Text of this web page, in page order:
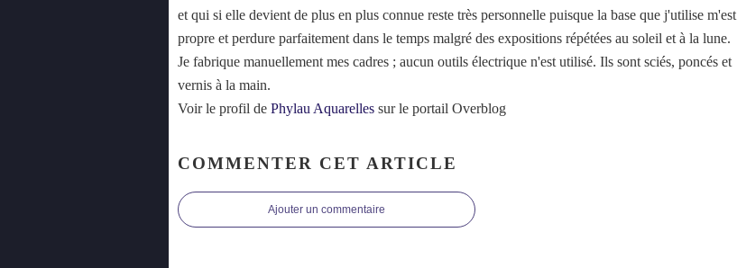
et qui si elle devient de plus en plus connue reste très personnelle puisque la base que j'utilise m'est
propre et perdure parfaitement dans le temps malgré des expositions répétées au soleil et à la lune.
Je fabrique manuellement mes cadres ; aucun outils électrique n'est utilisé. Ils sont sciés, poncés et
vernis à la main.
Voir le profil de Phylau Aquarelles sur le portail Overblog
COMMENTER CET ARTICLE
Ajouter un commentaire